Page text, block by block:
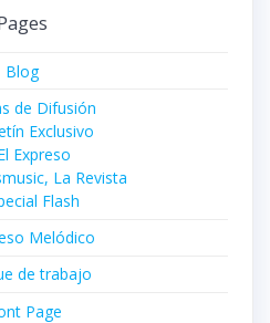
Blog
de Difusión
Exclusivo
Expreso
La Revista
Flash
Melódico
de trabajo
Page